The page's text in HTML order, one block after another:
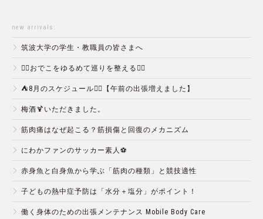
new arrivals:
筑波大学の学生・教職員の皆さまへ
💆‍♀️おでこをゆるめて巡りを整える💆‍♂️
⛺️8月のスケジュール🏄‍♂️【午前の出張増えました】
梅酒🍹いただきました。
筋肉痛はなぜ起こる？筋損傷と回復のメカニズム
にわかファンのサッカー素人⚽️
赤身魚と白身魚から学ぶ「筋肉の種類」と競技適性
子どもの熱中症予防は「水分＋塩分」がポイント！
働く身体のための出張メンテナンス Mobile Body Care